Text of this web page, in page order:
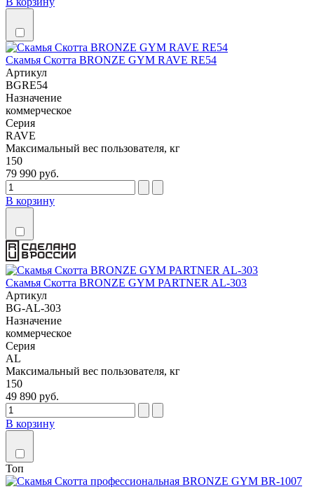
Скамья Скотта BRONZE GYM RAVE RE54
Артикул
BGRE54
Назначение
коммерческое
Серия
RAVE
Максимальный вес пользователя, кг
150
79 990 руб.
В корзину
Скамья Скотта BRONZE GYM PARTNER AL-303
Артикул
BG-AL-303
Назначение
коммерческое
Серия
AL
Максимальный вес пользователя, кг
150
49 890 руб.
В корзину
Топ